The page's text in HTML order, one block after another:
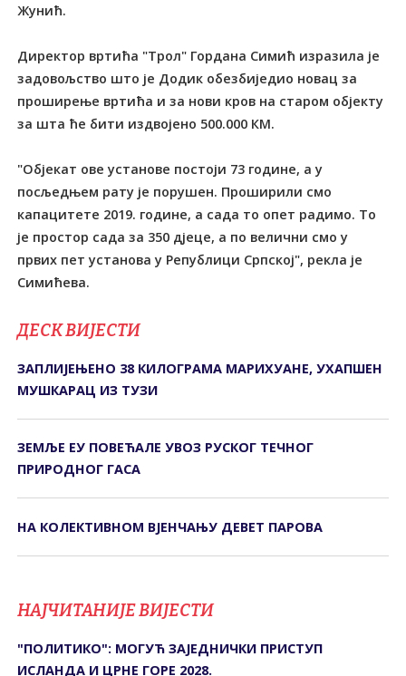
Жунић.
Директор вртића "Трол" Гордана Симић изразила је
задовољство што је Додик обезбиједио новац за
проширење вртића и за нови кров на старом објекту
за шта ће бити издвојено 500.000 КМ.
"Објекат ове установе постоји 73 године, а у
посљедњем рату је порушен. Проширили смо
капацитете 2019. године, а сада то опет радимо. То
је простор сада за 350 дјеце, а по велични смо у
првих пет установа у Републици Српској", рекла је
Симићева.
ДЕСК ВИЈЕСТИ
ЗАПЛИЈЕЊЕНО 38 КИЛОГРАМА МАРИХУАНЕ, УХАПШЕН
МУШКАРАЦ ИЗ ТУЗИ
ЗЕМЉЕ ЕУ ПОВЕЋАЛЕ УВОЗ РУСКОГ ТЕЧНОГ
ПРИРОДНОГ ГАСА
НА КОЛЕКТИВНОМ ВЈЕНЧАЊУ ДЕВЕТ ПАРОВА
НАЈЧИТАНИЈЕ ВИЈЕСТИ
"ПОЛИТИКО": МОГУЋ ЗАЈЕДНИЧКИ ПРИСТУП
ИСЛАНДА И ЦРНЕ ГОРЕ 2028.